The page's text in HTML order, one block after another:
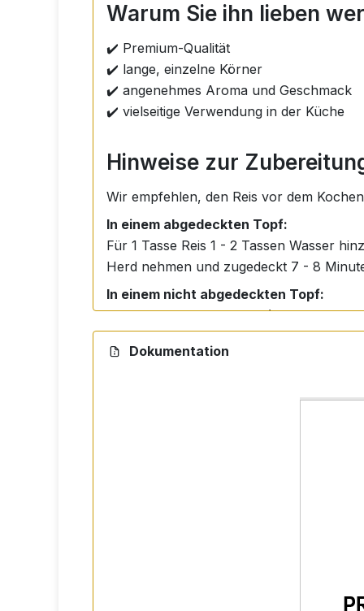
Warum Sie ihn lieben
✔️ Premium-Qualität
✔️ lange, einzelne Körner
✔️ angenehmes Aroma und Geschmack
✔️ vielseitige Verwendung in der Küche
Hinweise zur
Wir empfehlen, den Reis vor dem
In einem abgedeckten Topf:
Für 1 Tasse Reis 1 - 2 Tassen Wasser
Herd nehmen und zugedeckt 7 - 8
In einem nicht abgedeckten Topf:
Mehr Wasser verwenden (etwa 5 - 6
Zutaten
Fett: 0,5 g (davon gesättigte
Dokumentation